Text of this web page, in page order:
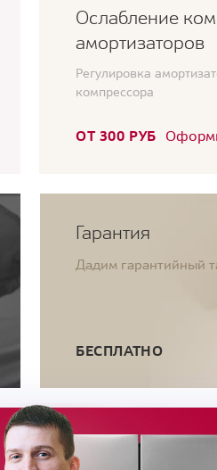
Ослабление
амортизаторов
Регулировка
компрессора
ОТ 300 РУБ
Гарантия
Дадим гарантийный
БЕСПЛАТНО